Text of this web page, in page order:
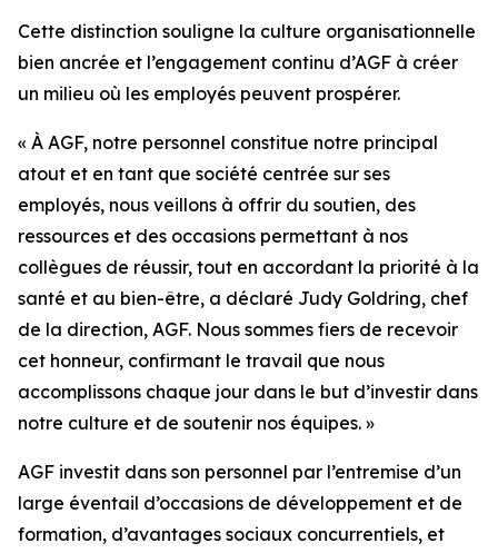
Cette distinction souligne la culture organisationnelle
bien ancrée et l’engagement continu d’AGF à créer
un milieu où les employés peuvent prospérer.
« À AGF, notre personnel constitue notre principal
atout et en tant que société centrée sur ses
employés, nous veillons à offrir du soutien, des
ressources et des occasions permettant à nos
collègues de réussir, tout en accordant la priorité à la
santé et au bien-être, a déclaré Judy Goldring, chef
de la direction, AGF. Nous sommes fiers de recevoir
cet honneur, confirmant le travail que nous
accomplissons chaque jour dans le but d’investir dans
notre culture et de soutenir nos équipes. »
AGF investit dans son personnel par l’entremise d’un
large éventail d’occasions de développement et de
formation, d’avantages sociaux concurrentiels, et